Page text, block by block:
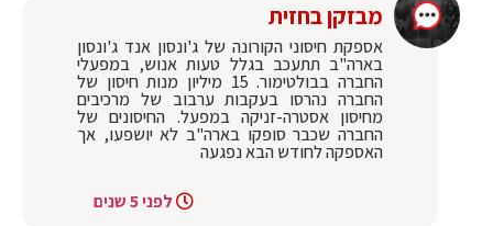
מבזקן בחזית
אספקת חיסוני הקורונה של ג'ונסון אנד ג'ונסון
בארה"ב תתעכב בגלל טעות אנוש, במפעלי
החברה בבולטימור. 15 מיליון מנות חיסון של
החברה נהרסו בעקבות ערבוב של מרכיבים
מחיסון אסטרה-זניקה במפעל. החיסונים של
החברה שכבר סופקו בארה"ב לא יושפעו, אך
האספקה לחודש הבא נפגעה
לפני 5 שנים